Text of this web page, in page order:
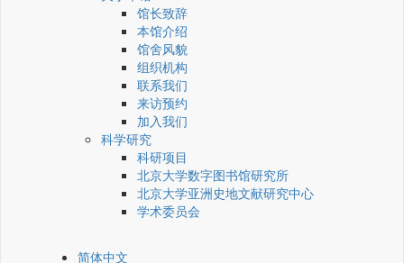
馆长致辞
本馆介绍
馆舍风貌
组织机构
联系我们
来访预约
加入我们
科学研究
科研项目
北京大学数字图书馆研究所
北京大学亚洲史地文献研究中心
学术委员会
简体中文